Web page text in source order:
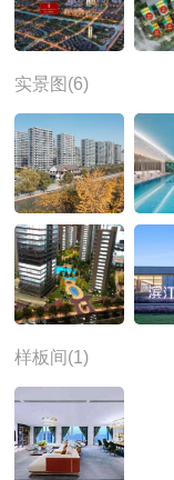
实景图(6)
样板间(1)